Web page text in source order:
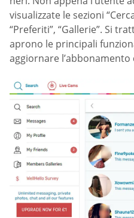
visualizzate le sezioni
“Preferiti”, “Gallerie”. Si
aprono le principali
aggiornare